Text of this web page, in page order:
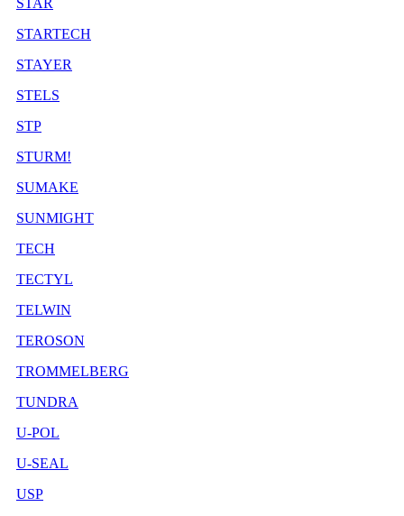
STAR
STARTECH
STAYER
STELS
STP
STURM!
SUMAKE
SUNMIGHT
TECH
TECTYL
TELWIN
TEROSON
TROMMELBERG
TUNDRA
U-POL
U-SEAL
USP